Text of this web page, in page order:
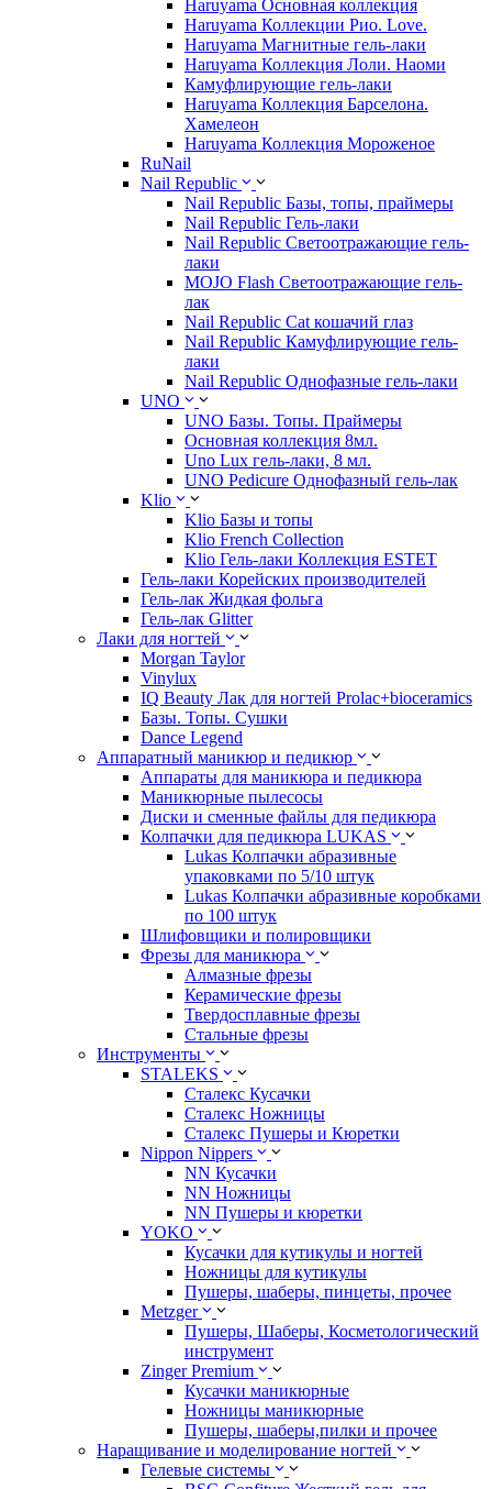
Haruyama Основная коллекция
Haruyama Коллекции Рио. Love.
Haruyama Магнитные гель-лаки
Haruyama Коллекция Лоли. Наоми
Камуфлирующие гель-лаки
Haruyama Коллекция Барселона.
Хамелеон
Haruyama Коллекция Мороженое
RuNail
Nail Republic
Nail Republic Базы, топы, праймеры
Nail Republic Гель-лаки
Nail Republic Светоотражающие гель-
лаки
MOJO Flash Светоотражающие гель-
лак
Nail Republic Cat кошачий глаз
Nail Republic Камуфлирующие гель-
лаки
Nail Republic Однофазные гель-лаки
UNO
UNO Базы. Топы. Праймеры
Основная коллекция 8мл.
Uno Lux гель-лаки, 8 мл.
UNO Pedicure Однофазный гель-лак
Klio
Klio Базы и топы
Klio French Collection
Klio Гель-лаки Коллекция ESTET
Гель-лаки Корейских производителей
Гель-лак Жидкая фольга
Гель-лак Glitter
Лаки для ногтей
Morgan Taylor
Vinylux
IQ Beauty Лак для ногтей Prolac+bioceramics
Базы. Топы. Сушки
Dance Legend
Аппаратный маникюр и педикюр
Аппараты для маникюра и педикюра
Маникюрные пылесосы
Диски и сменные файлы для педикюра
Колпачки для педикюра LUKAS
Lukas Колпачки абразивные
упаковками по 5/10 штук
Lukas Колпачки абразивные коробками
по 100 штук
Шлифовщики и полировщики
Фрезы для маникюра
Алмазные фрезы
Керамические фрезы
Твердосплавные фрезы
Стальные фрезы
Инструменты
STALEKS
Сталекс Кусачки
Сталекс Ножницы
Сталекс Пушеры и Кюретки
Nippon Nippers
NN Кусачки
NN Ножницы
NN Пушеры и кюретки
YOKO
Кусачки для кутикулы и ногтей
Ножницы для кутикулы
Пушеры, шаберы, пинцеты, прочее
Metzger
Пушеры, Шаберы, Косметологический
инструмент
Zinger Premium
Кусачки маникюрные
Ножницы маникюрные
Пушеры, шаберы,пилки и прочее
Наращивание и моделирование ногтей
Гелевые системы